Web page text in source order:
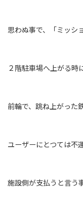
思わぬ事で、「ミッシ
２階駐車場へ上がる時
前輪で、跳ね上がった
ユーザーにとつては不
施設側が支払うと言う